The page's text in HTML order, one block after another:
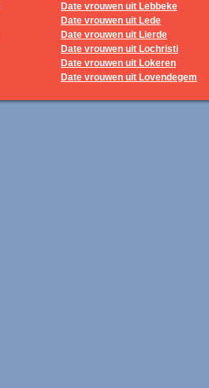
Date vrouwen uit Lebbeke
Date vrouwen uit Lede
Date vrouwen uit Lierde
Date vrouwen uit Lochristi
Date vrouwen uit Lokeren
Date vrouwen uit Lovendegem